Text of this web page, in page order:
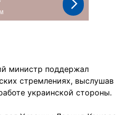
министр поддержал
стремлениях, выслушав
украинской стороны.